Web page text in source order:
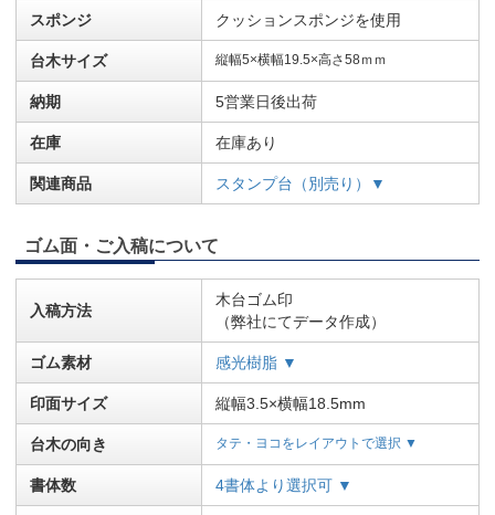
スポンジ クッションスポンジを使用
台木サイズ 縦幅5×横幅19.5×高さ58ｍｍ
納期 5営業日後出荷
在庫 在庫あり
関連商品 スタンプ台（別売り）▼
ゴム面・ご入稿について
入稿方法
木台ゴム印
（弊社にてデータ作成）
ゴム素材 感光樹脂 ▼
印面サイズ 縦幅3.5×横幅18.5mm
台木の向き タテ・ヨコをレイアウトで選択 ▼
書体数 4書体より選択可 ▼